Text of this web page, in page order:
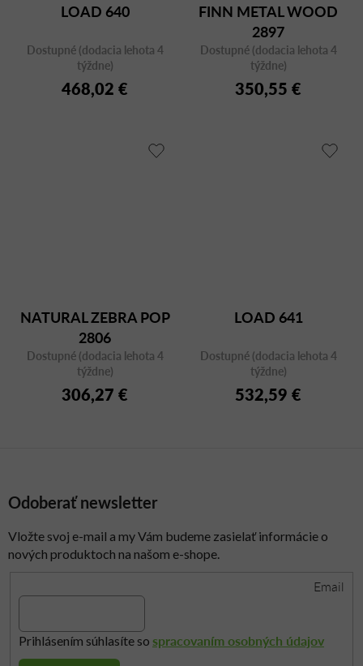
LOAD 640
Dostupné (dodacia lehota 4
týždne)
468,02 €
FINN METAL WOOD
2897
Dostupné (dodacia lehota 4
týždne)
350,55 €
NATURAL ZEBRA POP
2806
Dostupné (dodacia lehota 4
týždne)
306,27 €
LOAD 641
Dostupné (dodacia lehota 4
týždne)
532,59 €
Odoberať newsletter
Vložte svoj e-mail a my Vám budeme zasielať informácie o
nových produktoch na našom e-shope.
Email
Prihlásením súhlasíte so spracovaním osobných údajov